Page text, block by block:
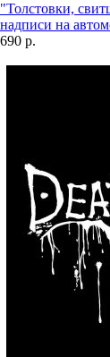
"Толстовки,
надписи на
690 р.